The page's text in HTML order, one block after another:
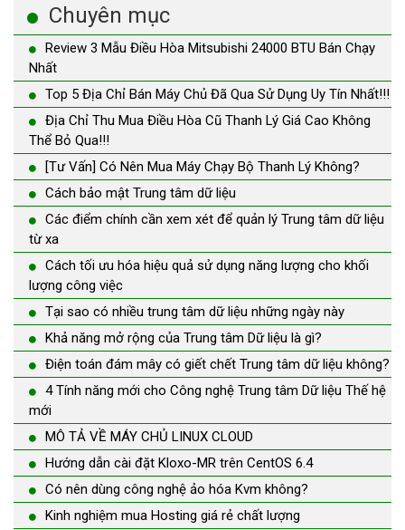
Chuyên mục
Review 3 Mẫu Điều Hòa Mitsubishi 24000 BTU Bán Chạy
Nhất
Top 5 Địa Chỉ Bán Máy Chủ Đã Qua Sử Dụng Uy Tín Nhất!!!
Địa Chỉ Thu Mua Điều Hòa Cũ Thanh Lý Giá Cao Không
Thể Bỏ Qua!!!
[Tư Vấn] Có Nên Mua Máy Chạy Bộ Thanh Lý Không?
Cách bảo mật Trung tâm dữ liệu
Các điểm chính cần xem xét để quản lý Trung tâm dữ liệu
từ xa
Cách tối ưu hóa hiệu quả sử dụng năng lượng cho khối
lượng công việc
Tại sao có nhiều trung tâm dữ liệu những ngày này
Khả năng mở rộng của Trung tâm Dữ liệu là gì?
Điện toán đám mây có giết chết Trung tâm dữ liệu không?
4 Tính năng mới cho Công nghệ Trung tâm Dữ liệu Thế hệ
mới
MÔ TẢ VỀ MÁY CHỦ LINUX CLOUD
Hướng dẫn cài đặt Kloxo-MR trên CentOS 6.4
Có nên dùng công nghệ ảo hóa Kvm không?
Kinh nghiệm mua Hosting giá rẻ chất lượng